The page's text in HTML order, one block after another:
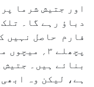
اور جتیش شرما
دباؤ رہے گا۔
فارم حاصل نہیں
بنائے ہیں۔ جتیش
ہے، لیکن وہ